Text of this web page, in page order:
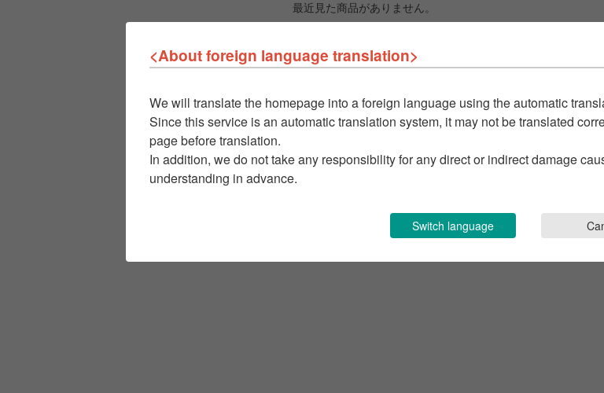
最近見た商品がありません。
<About foreign language translation>
We will translate the homepage into a foreign language using the automatic
Since this service is an automatic translation system, it may not be translated
page before translation.
In addition, we do not take any responsibility for any direct or indirect damage
understanding in advance.
Switch language